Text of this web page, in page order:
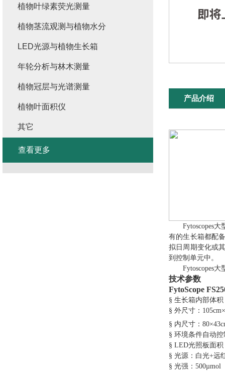
产品介绍
Fytoscopes大
有的生长箱都配
拟日周期变化或
到控制单元中。
Fytoscopes大
技术参数
FytoScope
§ 生长箱内部体积
§ 外尺寸： 105cm×
§ 内尺寸： 80×
§ 环境条件自动
§ LED光照板面积
§ 光源：白光+远
§ 光强： 500µmol
植物叶绿素荧光测量
植物茎流观测与植物水分
LED光源与植物生长箱
年轮分析与林木测量
植物冠层与光谱测量
植物叶面积仪
其它
查看更多